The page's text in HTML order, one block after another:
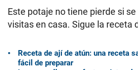
Este potaje no tiene pierde si
visitas en casa. Sigue la receta
Receta de ají de atún: una receta
fácil de preparar